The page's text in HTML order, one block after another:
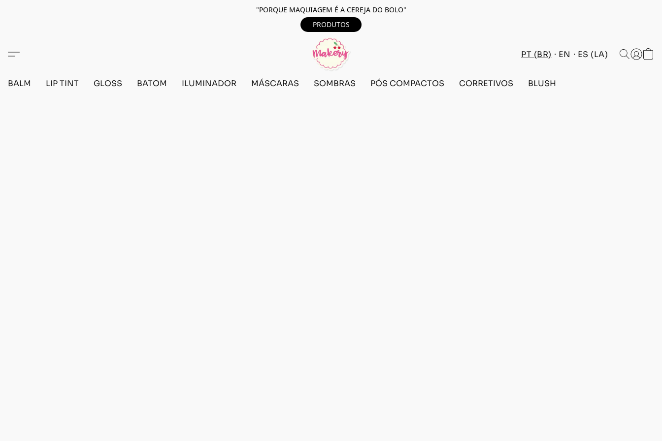
"PORQUE MAQUIAGEM É A CEREJA DO BOLO"
PRODUTOS
PT (BR) EN ES (LA)
BALM LIP TINT GLOSS BATOM ILUMINADOR MÁSCARAS SOMBRAS PÓS COMPACTOS CORRETIVOS BLUSH